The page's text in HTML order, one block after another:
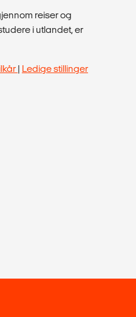
reiser og
i utlandet, er
| Ledige stillinger